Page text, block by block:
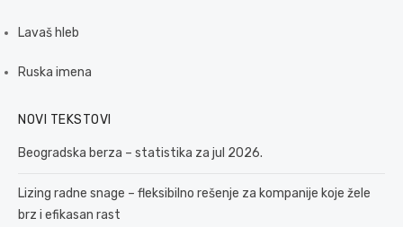
Lavaš hleb
Ruska imena
NOVI TEKSTOVI
Beogradska berza – statistika za jul 2026.
Lizing radne snage – fleksibilno rešenje za kompanije koje žele
brz i efikasan rast